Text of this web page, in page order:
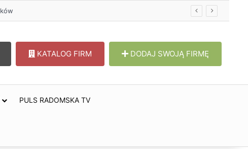
KATALOG FIRM DODAJ SWOJĄ FIRMĘ
PULS RADOMSKA TV